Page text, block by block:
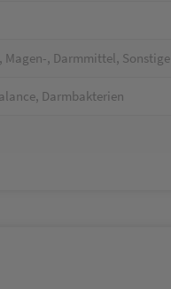
, Darmmittel, Sonstige
Darmbakterien